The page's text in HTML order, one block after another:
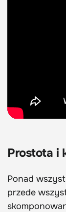
Prostota i
Ponad
przede